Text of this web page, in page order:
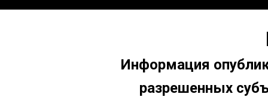
Информация
разрешенных